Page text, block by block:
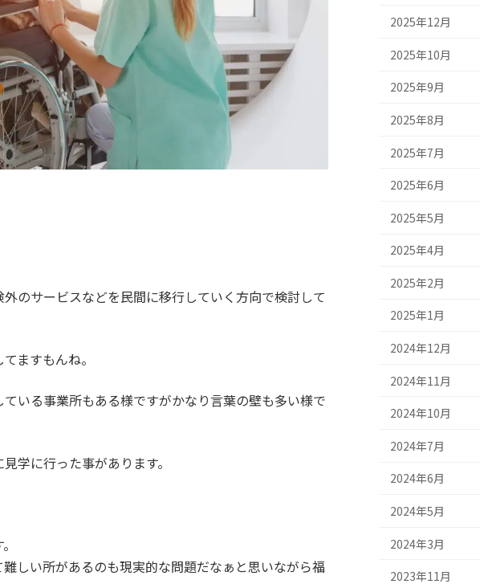
のサービスなどを民間に移行していく方向で検討して
ますもんね。
いる事業所もある様ですがかなり言葉の壁も多い様で
学に行った事があります。
しい所があるのも現実的な問題だなぁと思いながら福
2025年12月
2025年10月
2025年9月
2025年8月
2025年7月
2025年6月
2025年5月
2025年4月
2025年2月
2025年1月
2024年12月
2024年11月
2024年10月
2024年7月
2024年6月
2024年5月
2024年3月
2023年11月